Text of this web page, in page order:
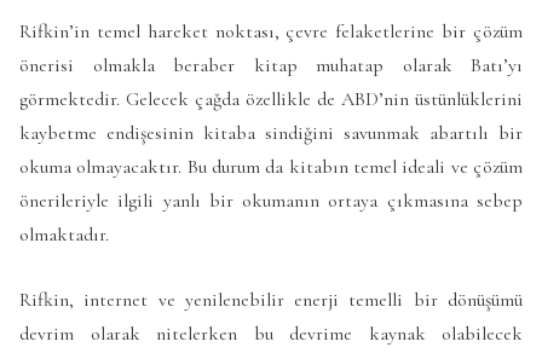
Rifkin’in temel hareket noktası, çevre felaketlerine bir çözüm
önerisi olmakla beraber kitap muhatap olarak Batı’yı
görmektedir. Gelecek çağda özellikle de ABD’nin üstünlüklerini
kaybetme endişesinin kitaba sindiğini savunmak abartılı bir
okuma olmayacaktır. Bu durum da kitabın temel ideali ve çözüm
önerileriyle ilgili yanlı bir okumanın ortaya çıkmasına sebep
olmaktadır.
Rifkin, internet ve yenilenebilir enerji temelli bir dönüşümü
devrim olarak nitelerken bu devrime kaynak olabilecek